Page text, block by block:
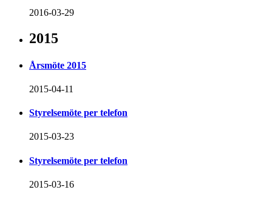
2016-03-29
2015
Årsmöte 2015
2015-04-11
Styrelsemöte per telefon
2015-03-23
Styrelsemöte per telefon
2015-03-16